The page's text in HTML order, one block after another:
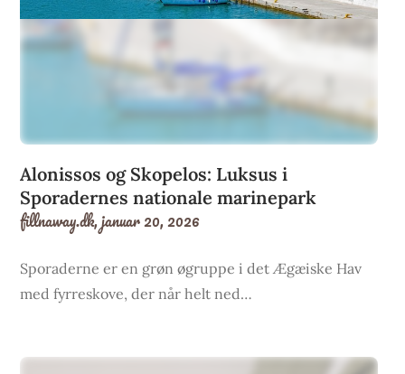
Alonissos og Skopelos: Luksus i
Sporadernes nationale marinepark
fillnaway.dk,januar 20, 2026
Sporaderne er en grøn øgruppe i det Ægæiske Hav
med fyrreskove, der når helt ned…